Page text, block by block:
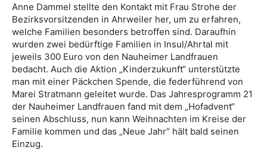
Anne Dammel stellte den Kontakt mit Frau Strohe der
Bezirksvorsitzenden in Ahrweiler her, um zu erfahren,
welche Familien besonders betroffen sind. Daraufhin
wurden zwei bedürftige Familien in Insul/Ahrtal mit
jeweils 300 Euro von den Nauheimer Landfrauen
bedacht. Auch die Aktion „Kinderzukunft“ unterstützte
man mit einer Päckchen Spende, die federführend von
Marei Stratmann geleitet wurde. Das Jahresprogramm 21
der Nauheimer Landfrauen fand mit dem „Hofadvent“
seinen Abschluss, nun kann Weihnachten im Kreise der
Familie kommen und das „Neue Jahr“ hält bald seinen
Einzug.